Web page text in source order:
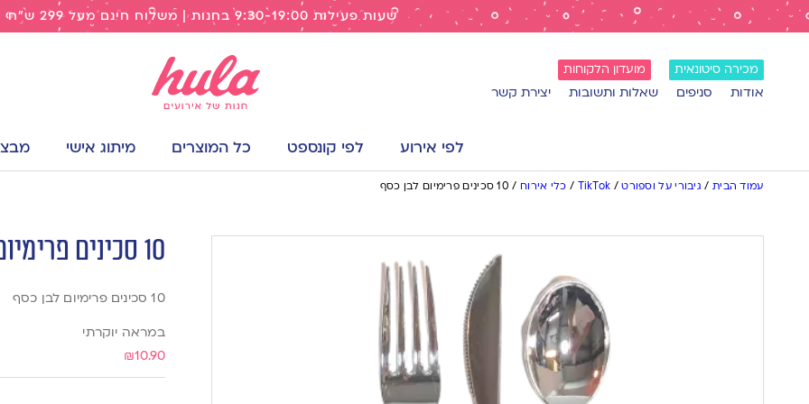
שעות פעילות 9:30-19:00 בחנות | משלוח חינם מעל 299 ש"ח
מכירה סיטונאית מועדון הלקוחות
אודות סניפים שאלות ותשובות יצירת קשר
לפי אירוע לפי קונספט כל המוצרים מיתוג אישי
עמוד הבית / גיבורי על וספורט/
TikTok
/ כלי אירוח / 10 סכינים פרימיום לבן כסף
10 סכינים פרימיום לבן כסף
10 סכינים פרימיום לבן כסף
במראה יוקרתי
₪10.90